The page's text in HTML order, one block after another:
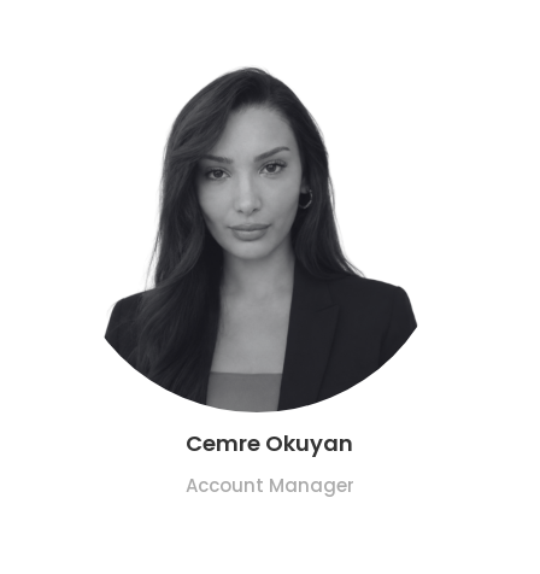
Cemre Okuyan
Account Manager